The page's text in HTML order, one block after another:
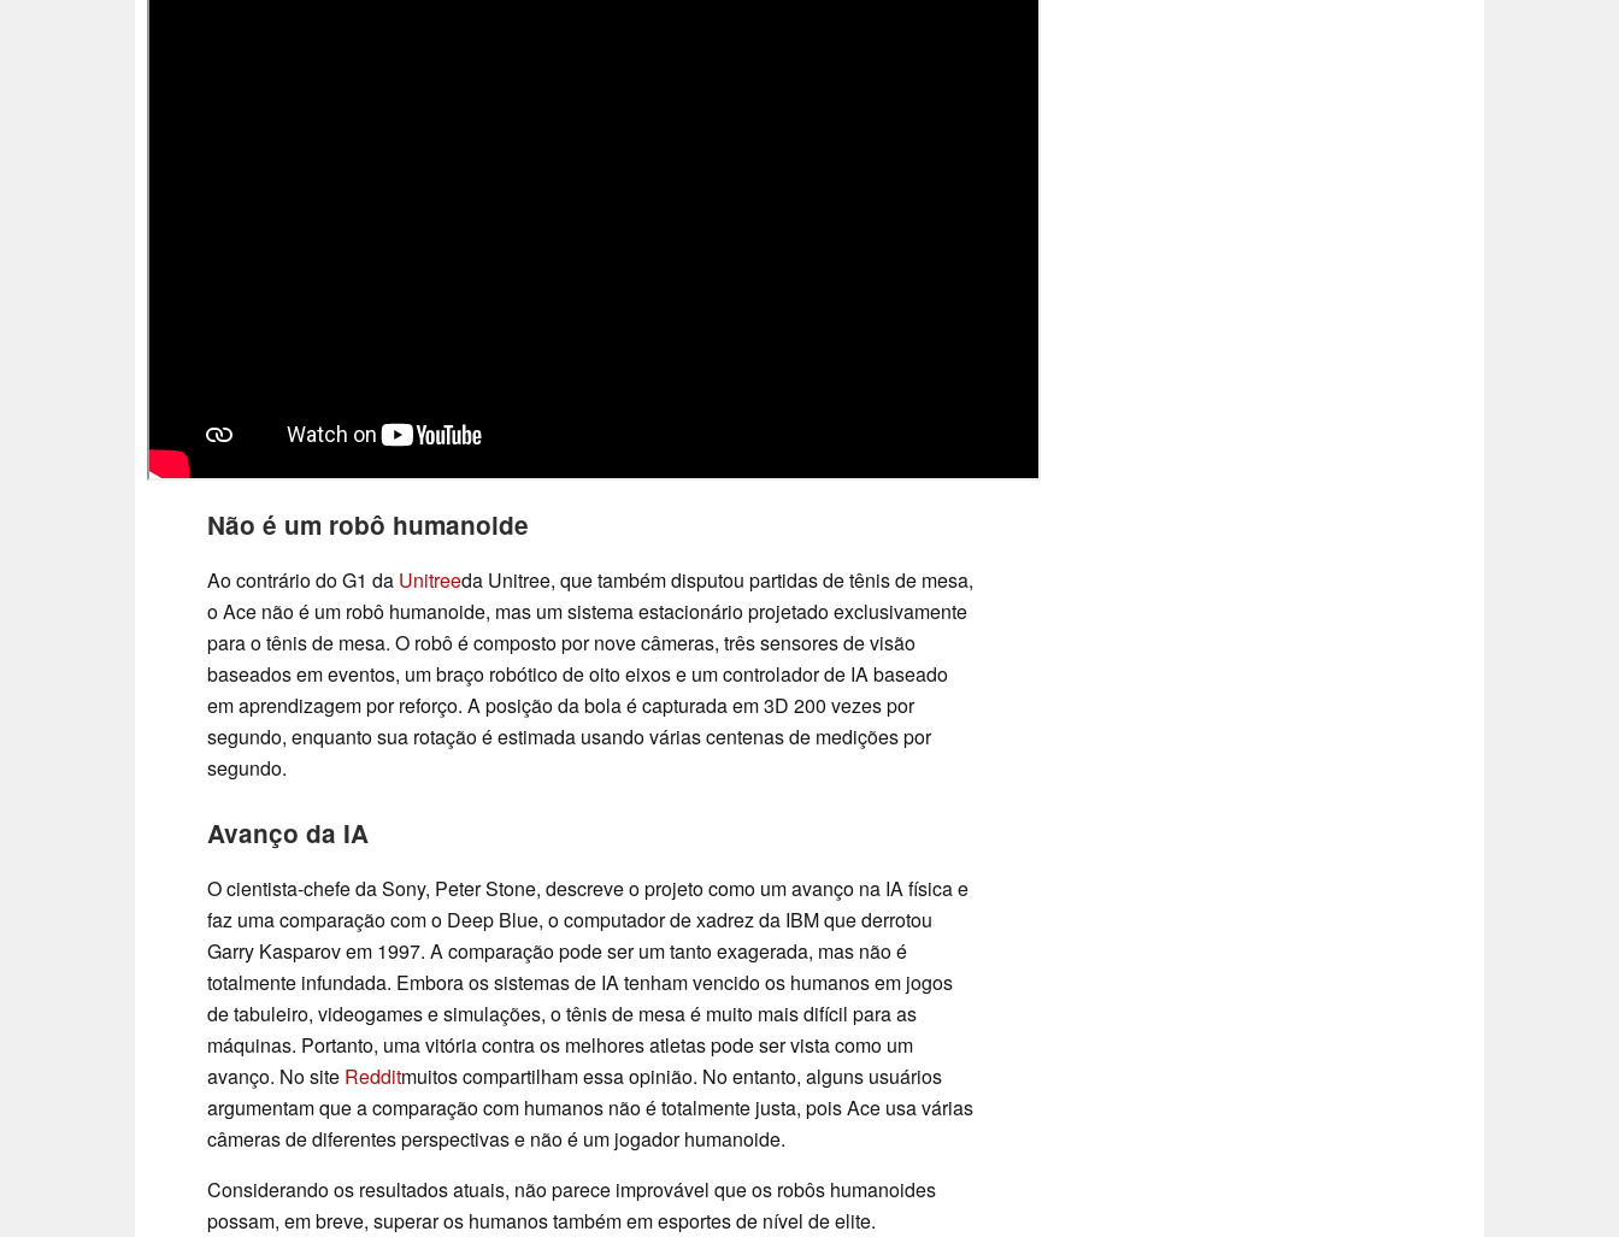
Não é um robô humanoide
Ao contrário do G1 da Unitreeda Unitree, que também disputou partidas de tênis de mesa,
o Ace não é um robô humanoide, mas um sistema estacionário projetado exclusivamente
para o tênis de mesa. O robô é composto por nove câmeras, três sensores de visão
baseados em eventos, um braço robótico de oito eixos e um controlador de IA baseado
em aprendizagem por reforço. A posição da bola é capturada em 3D 200 vezes por
segundo, enquanto sua rotação é estimada usando várias centenas de medições por
segundo.
Avanço da IA
O cientista-chefe da Sony, Peter Stone, descreve o projeto como um avanço na IA física e
faz uma comparação com o Deep Blue, o computador de xadrez da IBM que derrotou
Garry Kasparov em 1997. A comparação pode ser um tanto exagerada, mas não é
totalmente infundada. Embora os sistemas de IA tenham vencido os humanos em jogos
de tabuleiro, videogames e simulações, o tênis de mesa é muito mais difícil para as
máquinas. Portanto, uma vitória contra os melhores atletas pode ser vista como um
avanço. No site Redditmuitos compartilham essa opinião. No entanto, alguns usuários
argumentam que a comparação com humanos não é totalmente justa, pois Ace usa várias
câmeras de diferentes perspectivas e não é um jogador humanoide.
Considerando os resultados atuais, não parece improvável que os robôs humanoides
possam, em breve, superar os humanos também em esportes de nível de elite.